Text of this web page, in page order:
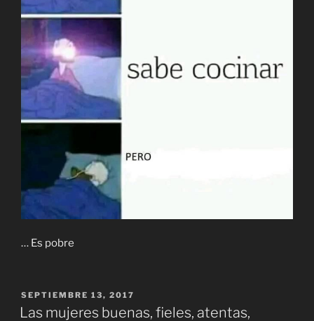
… Es pobre
PUBLICADO
EL
SEPTIEMBRE 13, 2017
Las mujeres buenas, fieles, atentas,